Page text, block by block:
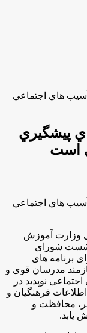
هاي اجتماعي
پيشگيري
است
هاي اجتماعي
وزارت آموزش
نشست شورای
برنامه های
مدرسان قوی و
نوپدید در
فرهنگیان و
محافظت و
یابد.